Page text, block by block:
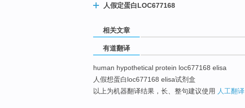
人假定蛋白LOC677168
相关文章
有道翻译
human hypothetical protein loc677168 elisa
人假想蛋白loc677168 elisa试剂盒
以上为机器翻译结果，长、整句建议使用 人工翻译